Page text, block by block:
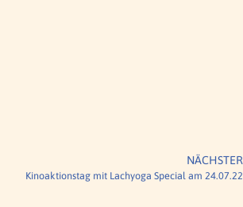
NÄCHSTER
Kinoaktionstag mit Lachyoga Special am 24.07.22